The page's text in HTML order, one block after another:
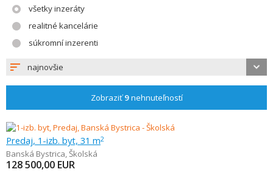
všetky inzeráty
realitné kancelárie
súkromní inzerenti
najnovšie
Zobraziť9nehnuteľností
Predaj, 1-izb. byt, 31 m2
Banská Bystrica,Školská
128 500,00 EUR